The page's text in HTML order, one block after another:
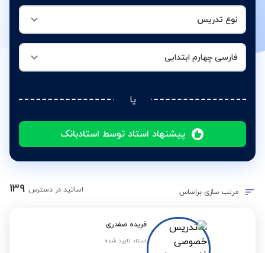
نوع تدریس
فارسی چهارم ابتدایی
یا
پیشنهاد استاد توسط استادبانک
مرتب سازی براساس اساتید در دسترس: 139
فریده صفدری
استاد تایید شده